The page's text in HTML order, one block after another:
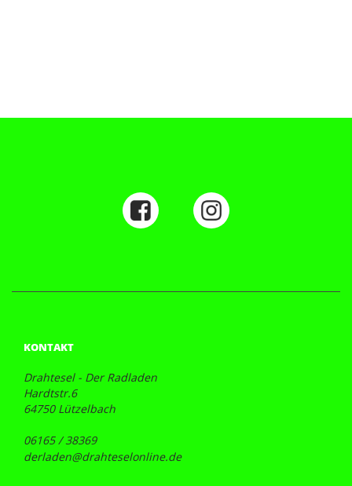
KONTAKT
Drahtesel - Der Radladen
Hardtstr.6
64750 Lützelbach
06165 / 38369
derladen@drahteselonline.de